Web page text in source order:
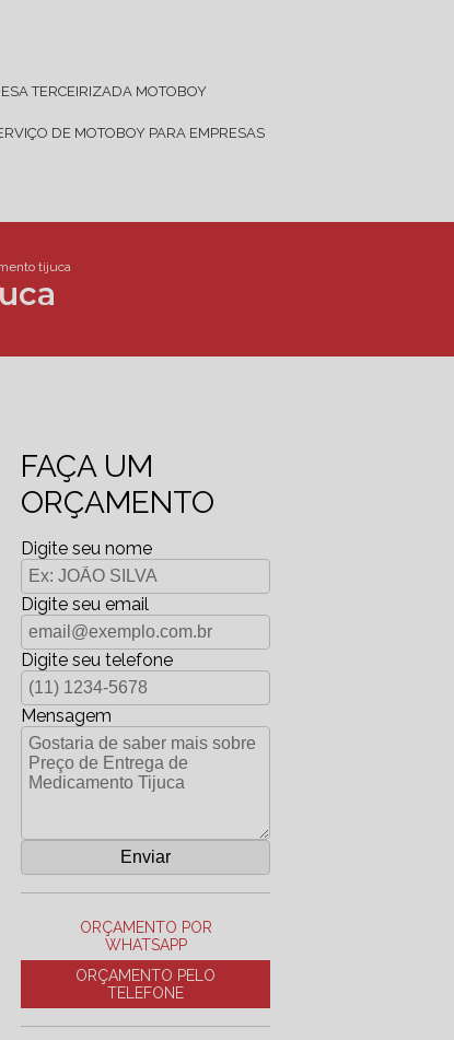
TERCEIRIZADA MOTOBOY
DE MOTOBOY PARA EMPRESAS
tijuca
FAÇA UM
ORÇAMENTO
Digite seu nome
Digite seu email
Digite seu telefone
Mensagem
ORÇAMENTO POR
WHATSAPP
ORÇAMENTO PELO
TELEFONE